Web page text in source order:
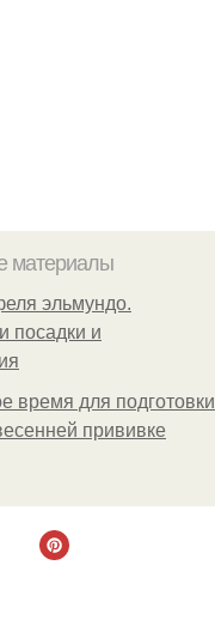
материалы
эльмундо.
посадки и
время для подготовки
прививке